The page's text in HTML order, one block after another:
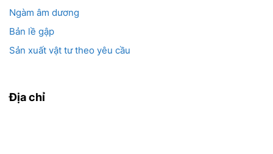
Ngàm âm dương
Bản lề gập
Sản xuất vật tư theo yêu cầu
Địa chỉ